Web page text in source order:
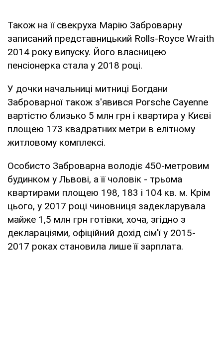
Також на її свекруха Марію Заброварну
записаний представницький Rolls-Royce Wraith
2014 року випуску. Його власницею
пенсіонерка стала у 2018 році.
У дочки начальниці митниці Богдани
Заброварної також з'явився Porsche Cayenne
вартістю близько 5 млн грн і квартира у Києві
площею 173 квадратних метри в елітному
житловому комплексі.
Особисто Заброварна володіє 450-метровим
будинком у Львові, а її чоловік - трьома
квартирами площею 198, 183 і 104 кв. м. Крім
цього, у 2017 році чиновниця задекларувала
майже 1,5 млн грн готівки, хоча, згідно з
деклараціями, офіційний дохід сім'ї у 2015-
2017 роках становила лише її зарплата.